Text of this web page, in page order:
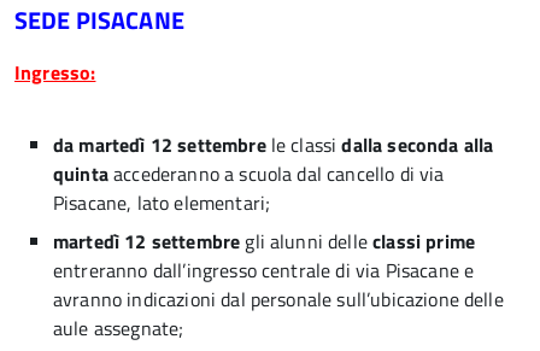
SEDE PISACANE
Ingresso:
da martedì 12 settembrele classidalla seconda alla
quintaaccederanno a scuola dal cancello di via
Pisacane, lato elementari;
martedì 12 settembre gli alunni delleclassi prime
entreranno dall’ingresso centrale di via Pisacane e
avranno indicazioni dal personale sull’ubicazione delle
aule assegnate;